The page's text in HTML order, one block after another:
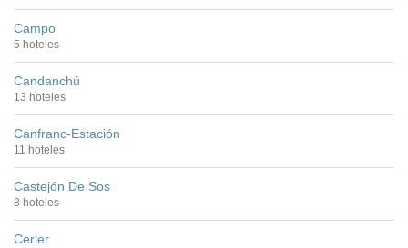
Campo
5 hoteles
Candanchú
13 hoteles
Canfranc-Estación
11 hoteles
Castejón De Sos
8 hoteles
Cerler